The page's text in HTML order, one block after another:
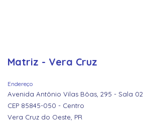
Matriz - Vera Cruz
Endereço
Avenida Antônio Vilas Bôas, 295 - Sala 02
CEP 85845-050 - Centro
Vera Cruz do Oeste, PR